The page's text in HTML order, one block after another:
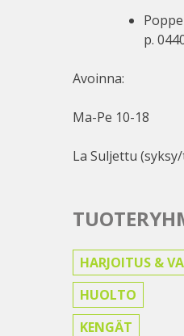
p.
Avoinna:
Ma-Pe 10-18
La Suljettu
HARJOITUS &
HUOLTO
KENGÄT